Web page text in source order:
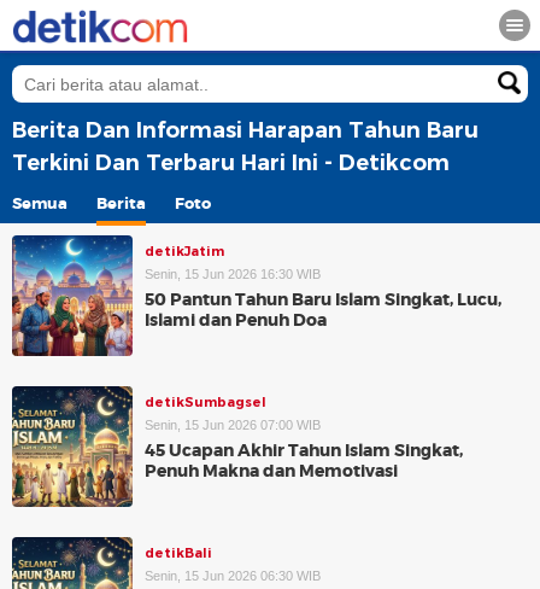
Berita Dan Informasi Harapan Tahun Baru
Terkini Dan Terbaru Hari Ini - Detikcom
Semua Berita Foto
detikJatim
Senin, 15 Jun 2026 16:30 WIB
50 Pantun Tahun Baru Islam Singkat, Lucu,
Islami dan Penuh Doa
detikSumbagsel
Senin, 15 Jun 2026 07:00 WIB
45 Ucapan Akhir Tahun Islam Singkat,
Penuh Makna dan Memotivasi
detikBali
Senin, 15 Jun 2026 06:30 WIB